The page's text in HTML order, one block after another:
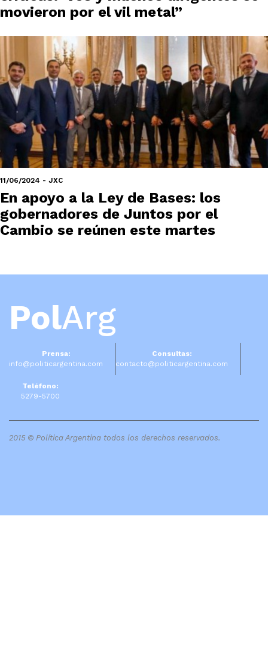
movieron por el vil metal”
11/06/2024 - JXC
En apoyo a la Ley de Bases: los
gobernadores de Juntos por el
Cambio se reúnen este martes
PolArg
Prensa:
info@politicargentina.com
Consultas:
contacto@politicargentina.com
Teléfono:
5279-5700
2015 © Política Argentina todos los derechos reservados.